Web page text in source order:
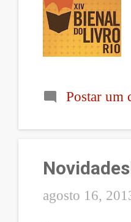
Postar um
agosto 16,